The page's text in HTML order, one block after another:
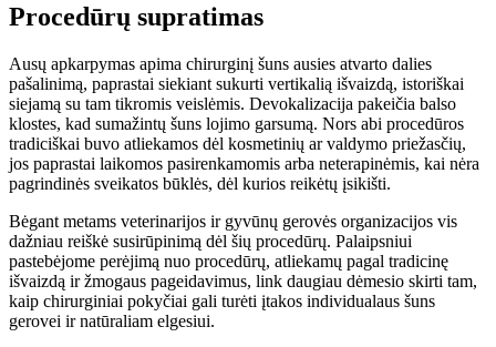
Procedūrų supratimas
Ausų apkarpymas apima chirurginį šuns ausies atvarto dalies
pašalinimą, paprastai siekiant sukurti vertikalią išvaizdą, istoriškai
siejamą su tam tikromis veislėmis. Devokalizacija pakeičia balso
klostes, kad sumažintų šuns lojimo garsumą. Nors abi procedūros
tradiciškai buvo atliekamos dėl kosmetinių ar valdymo priežasčių,
jos paprastai laikomos pasirenkamomis arba neterapinėmis, kai nėra
pagrindinės sveikatos būklės, dėl kurios reikėtų įsikišti.
Bėgant metams veterinarijos ir gyvūnų gerovės organizacijos vis
dažniau reiškė susirūpinimą dėl šių procedūrų. Palaipsniui
pastebėjome perėjimą nuo procedūrų, atliekamų pagal tradicinę
išvaizdą ir žmogaus pageidavimus, link daugiau dėmesio skirti tam,
kaip chirurginiai pokyčiai gali turėti įtakos individualaus šuns
gerovei ir natūraliam elgesiui.